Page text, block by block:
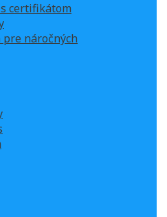
certifikátom
pre náročných